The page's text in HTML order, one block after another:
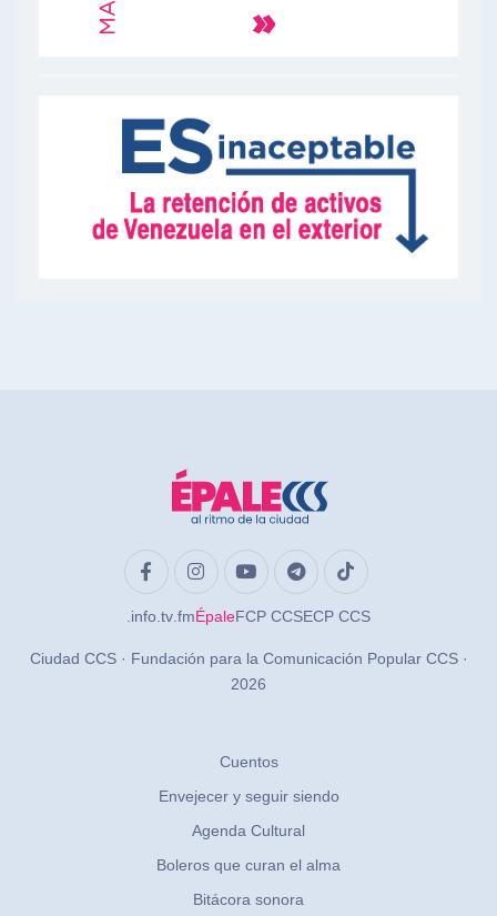
.info .tv .fmÉpaleFCP CCSECP CCS
Ciudad CCS · Fundación para la Comunicación Popular CCS ·
2026
Cuentos
Envejecer y seguir siendo
Agenda Cultural
Boleros que curan el alma
Bitácora sonora